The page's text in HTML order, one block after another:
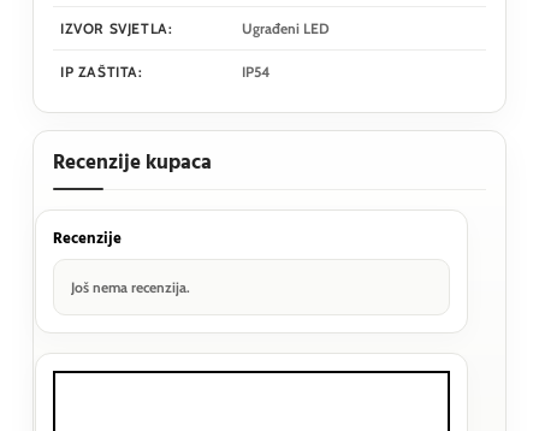
IZVOR SVJETLA: Ugrađeni LED
IP ZAŠTITA: IP54
Recenzije kupaca
Recenzije
Još nema recenzija.